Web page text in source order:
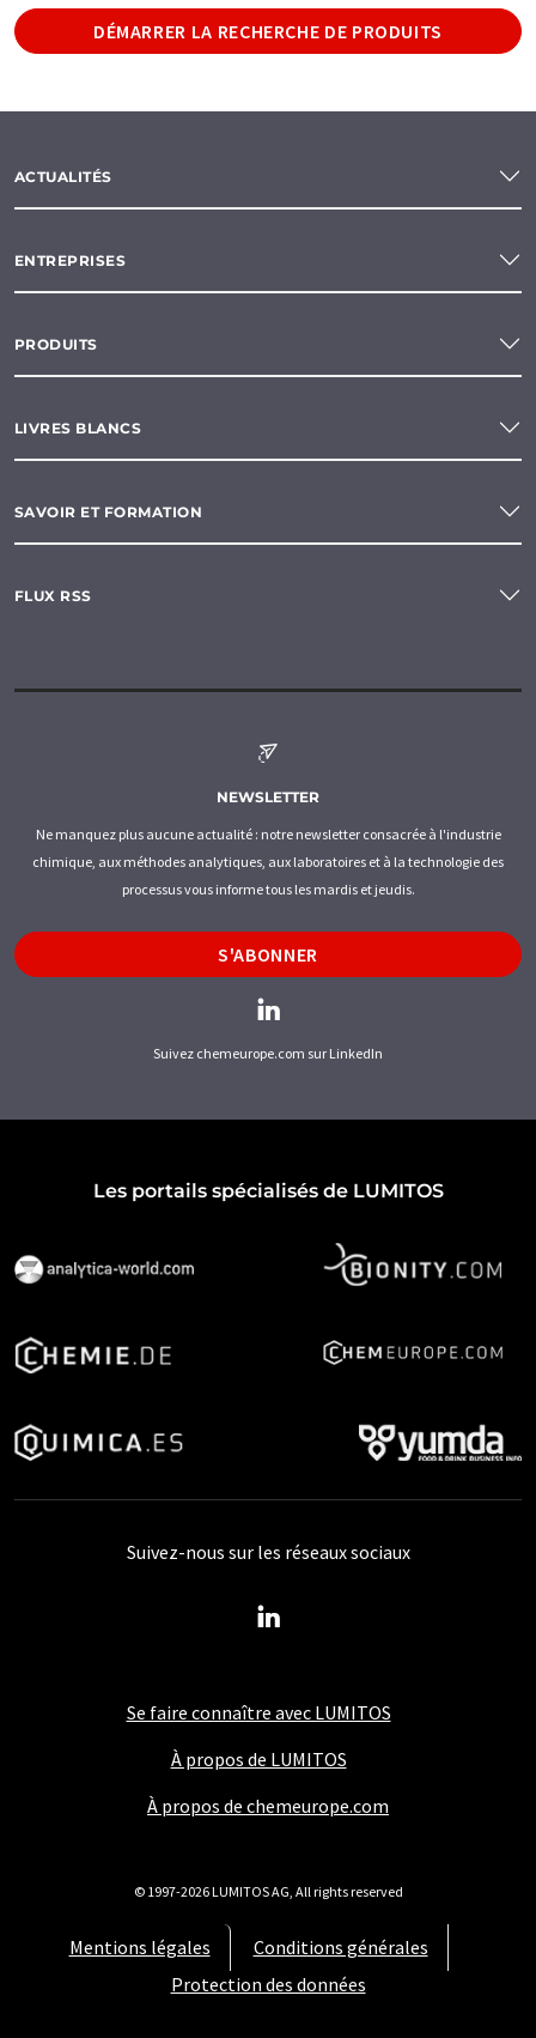
DÉMARRER LA RECHERCHE DE PRODUITS
ACTUALITÉS
ENTREPRISES
PRODUITS
LIVRES BLANCS
SAVOIR ET FORMATION
FLUX RSS
NEWSLETTER
Ne manquez plus aucune actualité : notre newsletter consacrée à l'industrie
chimique, aux méthodes analytiques, aux laboratoires et à la technologie des
processus vous informe tous les mardis et jeudis.
S'ABONNER
Suivez chemeurope.com sur LinkedIn
Les portails spécialisés de LUMITOS
Se faire connaître avec LUMITOS
À propos de LUMITOS
À propos de chemeurope.com
Mentions légales
Conditions générales
Protection des données
Suivez-nous sur les réseaux sociaux
© 1997-2026 LUMITOS AG, All rights reserved